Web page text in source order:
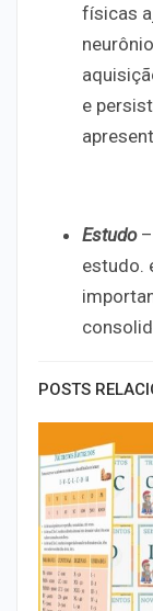
físicas
e
Estudo–
estudo.
POSTS